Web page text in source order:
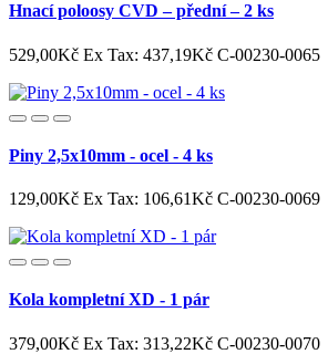
Hnací poloosy CVD – přední – 2 ks
529,00Kč Ex Tax: 437,19Kč C-00230-0065
Piny 2,5x10mm - ocel - 4 ks
129,00Kč Ex Tax: 106,61Kč C-00230-0069
Kola kompletní XD - 1 pár
379,00Kč Ex Tax: 313,22Kč C-00230-0070